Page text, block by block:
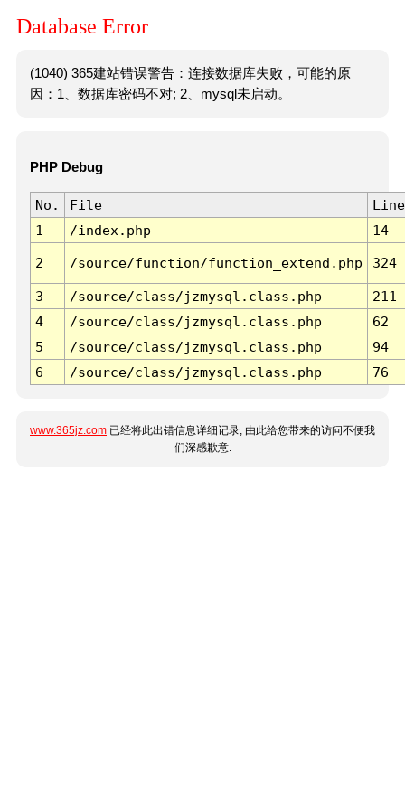
Database Error
(1040) 365建站错误警告：连接数据库失败，可能的原
因：1、数据库密码不对; 2、mysql未启动。
PHP Debug
No. File
Line
1
/index.php 14
2 /source/function/function_extend.php 324
3 /source/class/jzmysql.class.php
211
4
/source/class/jzmysql.class.php
62
5
/source/class/jzmysql.class.php
94
6
/source/class/jzmysql.class.php 76
www.365jz.com 已经将此出错信息详细记录, 由此给您带来的访问不便我
们深感歉意.